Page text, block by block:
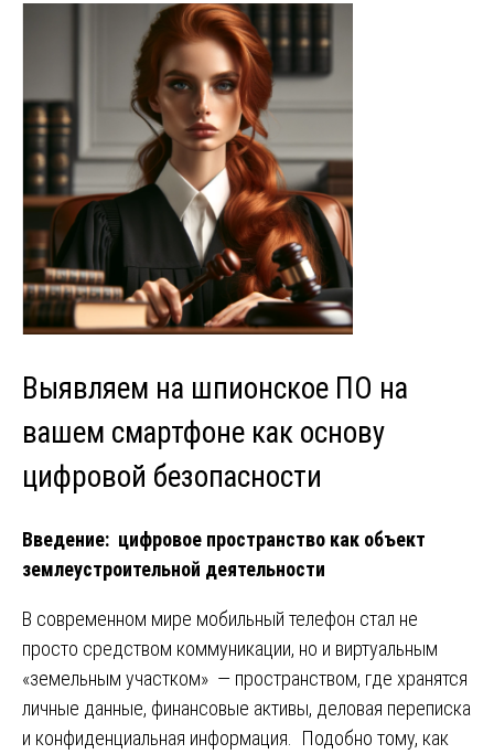
Выявляем на шпионское ПО на
вашем смартфоне как основу
цифровой безопасности
Введение: цифровое пространство как объект
землеустроительной деятельности
В современном мире мобильный телефон стал не
просто средством коммуникации, но и виртуальным
«земельным участком» — пространством, где хранятся
личные данные, финансовые активы, деловая переписка
и конфиденциальная информация. Подобно тому, как